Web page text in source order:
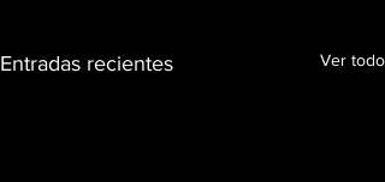
Entradas recientes Ver todo